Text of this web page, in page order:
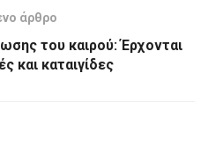
άρθρο
του καιρού: Έρχονται
και καταιγίδες